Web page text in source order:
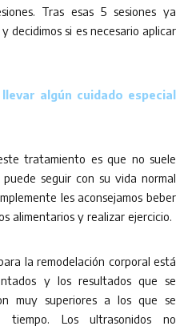
Tras esas 5 sesiones ya
decidimos si es necesario aplicar
algún cuidado especial
tratamiento es que no suele
seguir con su vida normal
les aconsejamos beber
alimentarios y realizar ejercicio.
la remodelación corporal está
y los resultados que se
muy superiores a los que se
Los ultrasonidos no